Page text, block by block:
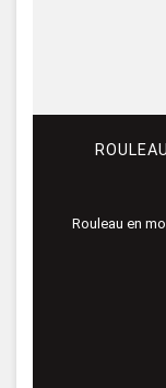
Rouleau en